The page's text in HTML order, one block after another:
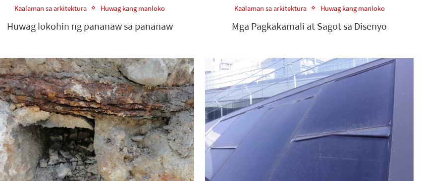
Kaalaman sa arkitektura Huwag kang manloko
Huwag lokohin ng pananaw sa pananaw
Kaalaman sa arkitektura Huwag kang manloko
Mga Pagkakamali at Sagot sa Disenyo